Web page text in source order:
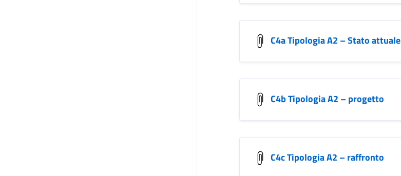
C4a Tipologia A2 – Stato attuale
C4b Tipologia A2 – progetto
C4c Tipologia A2 – raffronto